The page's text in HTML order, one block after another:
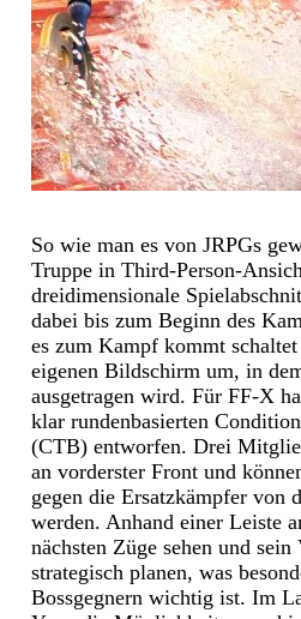
So wie man es von JRPGs
Truppe in Third-Person-
dreidimensionale
dabei bis zum Beginn des
es zum Kampf kommt
eigenen Bildschirm um, in
ausgetragen wird. Für FF-X
klar rundenbasierten
(CTB) entworfen. Drei
an vorderster Front und
gegen die Ersatzkämpfer von
werden. Anhand einer Leiste
nächsten Züge sehen und sein
strategisch planen, was
Bossgegnern wichtig ist. Im